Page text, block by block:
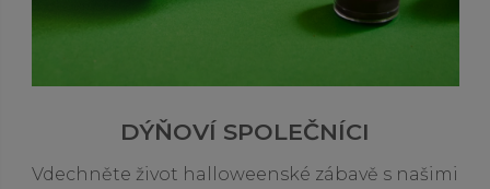
DÝŇOVÍ SPOLEČNÍCI
Vdechněte život halloweenské zábavě s našimi